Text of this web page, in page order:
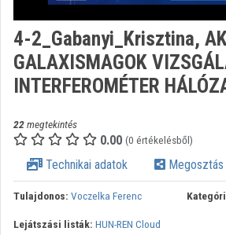
Kategóriák
Intézményi listák
Intézmények
Közreműködők
4-2_Gabanyi_Krisztina,
GALAXISMAGOK
INTERFEROMÉTER
22megtekintés
0.00 (0 értékelésből)
Technikai adatok Megosztás
Tulajdonos: Voczelka Ferenc
Lejátszási listák: HUN-REN Cloud